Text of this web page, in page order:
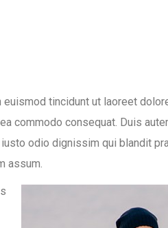
tincidunt ut laoreet
commodo consequat. Duis
odio dignissim qui blandit
assum.